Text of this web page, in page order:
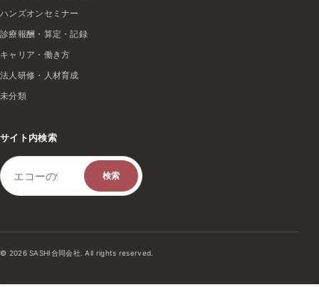
ハンズオンセミナー
診療報酬・算定・記録
キャリア・働き方
法人研修・人材育成
未分類
サイト内検索
検索キーワード
検索
© 2026 SASHI合同会社. All rights reserved.